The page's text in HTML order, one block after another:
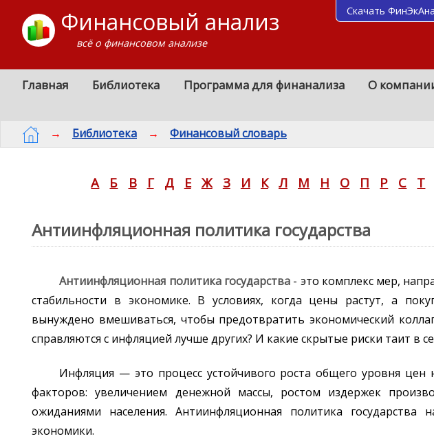
Финансовый анализ
всё о финансовом анализе
Главная Библиотека Программа для финанализа О
→ Библиотека → Финансовый словарь
А Б В Г Д Е Ж З И К Л М Н О П Р С Т
Антиинфляционная политика государства
Антиинфляционная политика государства- это комплекс мер,
стабильности в экономике. В условиях, когда цены растут, а
вынуждено вмешиваться, чтобы предотвратить экономический
справляются с инфляцией лучше других? И какие скрытые риски таит в
Инфляция — это процесс устойчивого роста общего уровня
факторов: увеличением денежной массы, ростом издержек
ожиданиями населения. Антиинфляционная политика
экономики.
Скачать